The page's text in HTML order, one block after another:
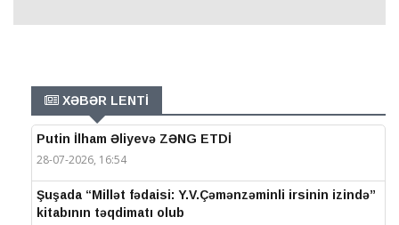
XƏBƏR LENTİ
Putin İlham Əliyevə ZƏNG ETDİ
28-07-2026, 16:54
Şuşada “Millət fədaisi: Y.V.Çəmənzəminli irsinin izində”
kitabının təqdimatı olub